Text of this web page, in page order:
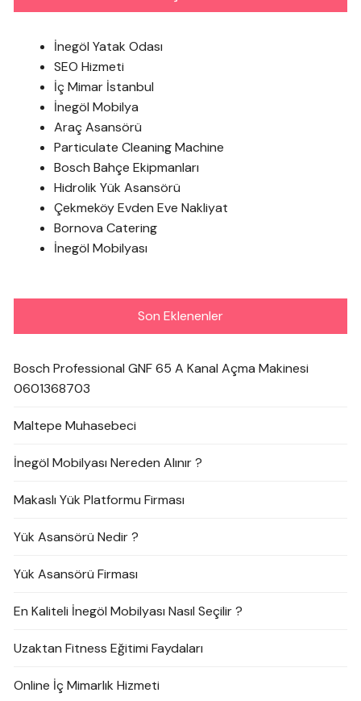
İnegöl Yatak Odası
SEO Hizmeti
İç Mimar İstanbul
İnegöl Mobilya
Araç Asansörü
Particulate Cleaning Machine
Bosch Bahçe Ekipmanları
Hidrolik Yük Asansörü
Çekmeköy Evden Eve Nakliyat
Bornova Catering
İnegöl Mobilyası
Son Eklenenler
Bosch Professional GNF 65 A Kanal Açma Makinesi
0601368703
Maltepe Muhasebeci
İnegöl Mobilyası Nereden Alınır ?
Makaslı Yük Platformu Firması
Yük Asansörü Nedir ?
Yük Asansörü Firması
En Kaliteli İnegöl Mobilyası Nasıl Seçilir ?
Uzaktan Fitness Eğitimi Faydaları
Online İç Mimarlık Hizmeti